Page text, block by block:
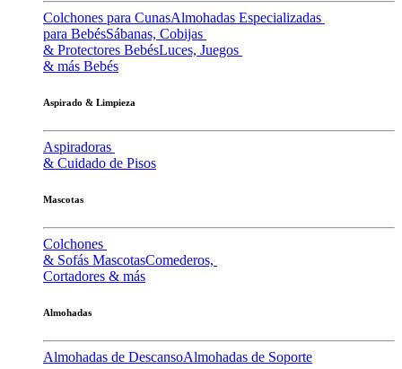
Colchones para CunasAlmohadas Especializadas
para BebésSábanas, Cobijas
& Protectores BebésLuces, Juegos
& más Bebés
Aspirado & Limpieza
Aspiradoras
& Cuidado de Pisos
Mascotas
Colchones
& Sofás MascotasComederos,
Cortadores & más
Almohadas
Almohadas de DescansoAlmohadas de Soporte